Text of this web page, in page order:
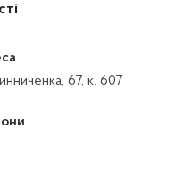
67, к. 607